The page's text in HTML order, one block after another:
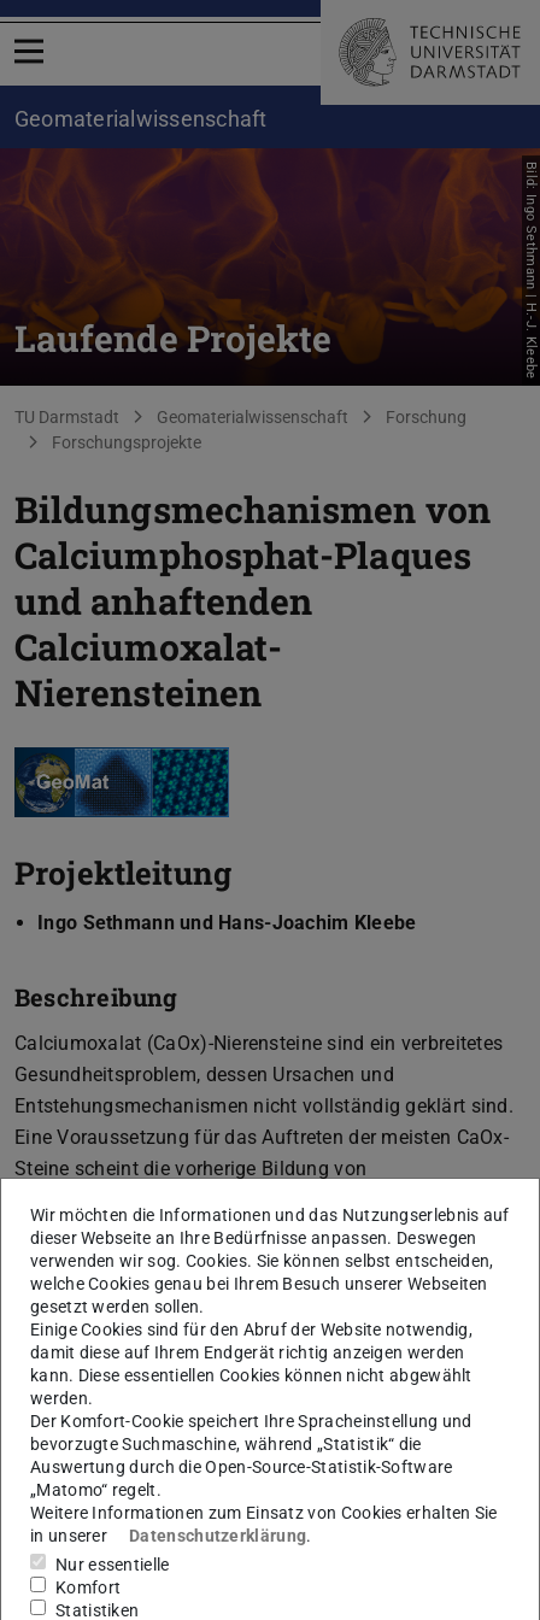
Menü öffnen
Geomaterialwissenschaft
Laufende Projekte Bild: Ingo Sethmann | H.-J. Kleebe
Sie befinden sich hier:
TU Darmstadt Geomaterialwissenschaft
Forschung
Forschungsprojekte
Bildungsmechanismen von
Calciumphosphat-Plaques
und anhaftenden
Calciumoxalat-
Nierensteinen
Projektleitung
Ingo Sethmann und Hans-Joachim Kleebe
Beschreibung
Calciumoxalat (CaOx)-Nierensteine sind ein verbreitetes
Gesundheitsproblem, dessen Ursachen und
Entstehungsmechanismen nicht vollständig geklärt sind.
Eine Voraussetzung für das Auftreten der meisten CaOx-
Steine scheint die vorherige Bildung von
Nierengewebe zu sein. Diese Randall-Plaque (RP)
genannten Calcifizierungen bilden sich vermutlich
aufgrund von Ionen, die bei der Urinproduktion aus dem
tubulären System der Niere rückresorbiert werden und ins
umliegende Gewebe diffundieren. Ein lokaler Anstieg des
pH-Wertes und der Konzentrationen von Calcium- und
Phosphationen können zu einer kritischen CaP-
Übersättigung der Gewebeflüssigkeit führen. CaP-
Minerale, die im Gewebe ausfallen, geraten an
Epitheldefekten mit Urin im Nierenbecken in Kontakt. Erst
danach bilden sich CaOx-Nierensteine aus dem Urin durch
Aufwachsen der Kristalle auf diesen RP-Oberflächen.
Wir möchten die Informationen und das Nutzungserlebnis auf
dieser Webseite an Ihre Bedürfnisse anpassen. Deswegen
verwenden wir sog. Cookies. Sie können selbst entscheiden,
welche Cookies genau bei Ihrem Besuch unserer Webseiten
gesetzt werden sollen.
Einige Cookies sind für den Abruf der Website notwendig,
damit diese auf Ihrem Endgerät richtig anzeigen werden
kann. Diese essentiellen Cookies können nicht abgewählt
werden.
Der Komfort-Cookie speichert Ihre Spracheinstellung und
bevorzugte Suchmaschine, während „Statistik“ die
Auswertung durch die Open-Source-Statistik-Software
„Matomo“ regelt.
Weitere Informationen zum Einsatz von Cookies erhalten Sie
in unserer
Datenschutzerklärung.
Nur essentielle
Komfort
Statistiken